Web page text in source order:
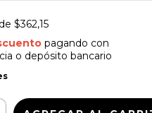
$362,15
pagando con
o depósito bancario